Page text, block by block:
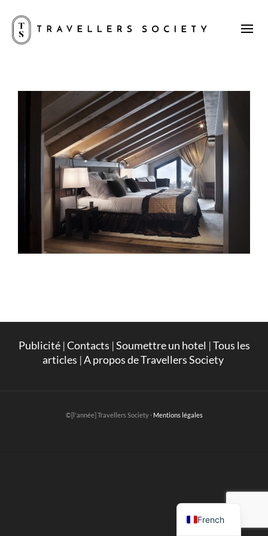
Publicité|Contacts |Soumettre un hotel |Tous les
articles |A propos de Travellers Society
©[l'année] Travellers Society · Mentions légales
French